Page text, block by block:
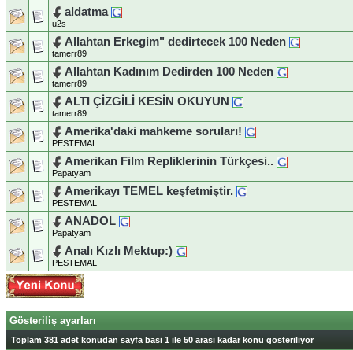
aldatma
u2s
Allahtan Erkegim" dedirtecek 100 Neden
tamerr89
Allahtan Kadınım Dedirden 100 Neden
tamerr89
ALTI ÇİZGİLİ KESİN OKUYUN
tamerr89
Amerika'daki mahkeme soruları!
PESTEMAL
Amerikan Film Repliklerinin Türkçesi..
Papatyam
Amerikayı TEMEL keşfetmiştir.
PESTEMAL
ANADOL
Papatyam
Analı Kızlı Mektup:)
PESTEMAL
Gösteriliş ayarları
Toplam 381 adet konudan sayfa basi 1 ile 50 arasi kadar konu gösteriliyor